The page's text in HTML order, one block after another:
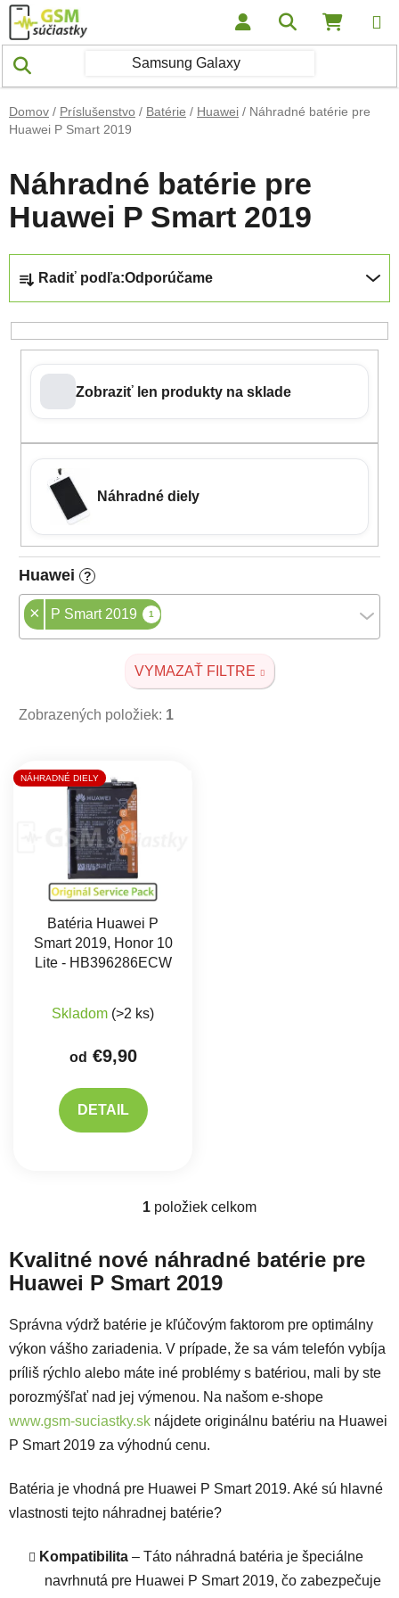
Prejsť na obsah Hľadať
Domov / Príslušenstvo / Batérie / Huawei / Náhradné batérie pre
Huawei P Smart 2019
Náhradné batérie pre
Huawei P Smart 2019
Radiť podľa:Odporúčame
Zobraziť len produkty na sklade
Náhradné diely
Huawei ?
× P Smart 2019 1
VYMAZAŤ FILTRE
Zobrazených položiek: 1
Výpis produktov
NÁHRADNÉ DIELY
Batéria Huawei P
Smart 2019, Honor 10
Lite - HB396286ECW
Skladom (>2 ks)
od €9,90
DETAIL
Ovládacie prvky výpisu
1 položiek celkom
Kvalitné nové náhradné batérie pre
Huawei P Smart 2019
Správna výdrž batérie je kľúčovým faktorom pre optimálny
výkon vášho zariadenia. V prípade, že sa vám telefón vybíja
príliš rýchlo alebo máte iné problémy s batériou, mali by ste
porozmýšľať nad jej výmenou. Na našom e-shope
www.gsm-suciastky.sk nájdete originálnu batériu na Huawei
P Smart 2019 za výhodnú cenu.
Batéria je vhodná pre Huawei P Smart 2019. Aké sú hlavné
vlastnosti tejto náhradnej batérie?
Kompatibilita – Táto náhradná batéria je špeciálne
navrhnutá pre Huawei P Smart 2019, čo zabezpečuje